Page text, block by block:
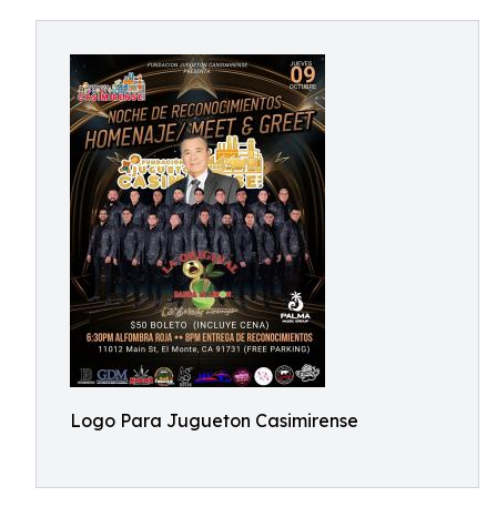
Logo Para Jugueton Casimirense